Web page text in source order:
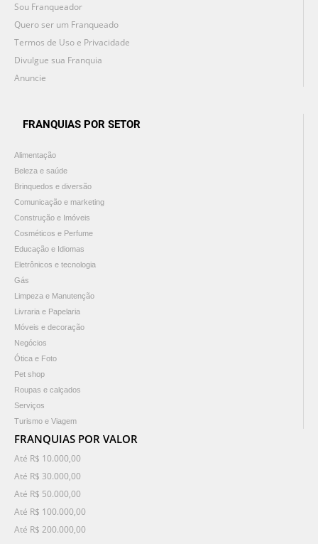
Sou Franqueador
Quero ser um Franqueado
Termos de Uso e Privacidade
Divulgue sua Franquia
Anuncie
FRANQUIAS POR SETOR
Alimentação
Beleza e saúde
Brinquedos e diversão
Comunicação e marketing
Construção e Imóveis
Cosméticos e Perfume
Educação e Idiomas
Eletrônicos e tecnologia
Gás
Limpeza e Manutenção
Livraria e Papelaria
Móveis e decoração
Negócios
Ótica e Foto
Pet shop
Roupas e calçados
Serviços
Turismo e Viagem
FRANQUIAS POR VALOR
Até R$ 10.000,00
Até R$ 30.000,00
Até R$ 50.000,00
Até R$ 100.000,00
Até R$ 200.000,00